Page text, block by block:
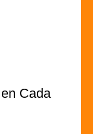
Cada